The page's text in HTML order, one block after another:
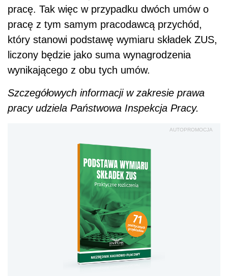
pracę. Tak więc w przypadku dwóch umów o
pracę z tym samym pracodawcą przychód,
który stanowi podstawę wymiaru składek ZUS,
liczony będzie jako suma wynagrodzenia
wynikającego z obu tych umów.
Szczegółowych informacji w zakresie prawa
pracy udziela Państwowa Inspekcja Pracy.
AUTOPROMOCJA